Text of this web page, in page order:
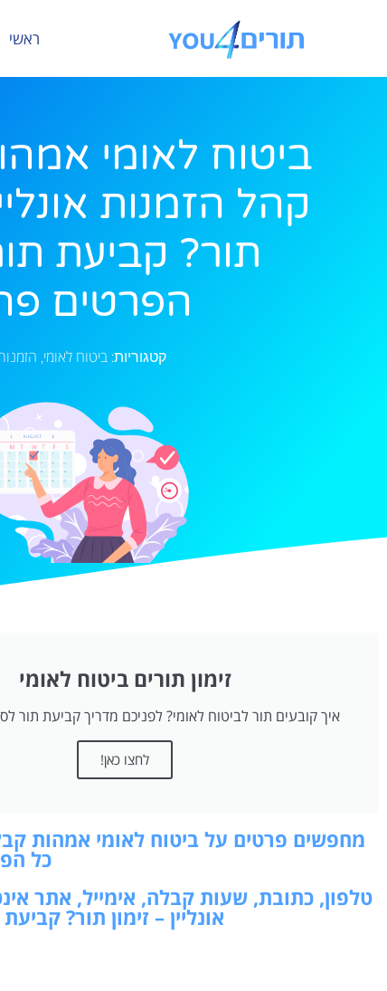
ראשי
ביטוח לאומי
קהל הזמנות
תור? קביעת
הפרטים
קטגוריות: ביטוח לאומי,
זימון תורים ביטוח לאומי
איך קובעים תור לביטוח לאומי? לפניכם מדריך קביעת תור
לחצו כאן!
מחפשים פרטים על ביטוח לאומי אמהות
כל
טלפון, כתובת, שעות קבלה, אימייל, אתר
אונליין – זימון תור?